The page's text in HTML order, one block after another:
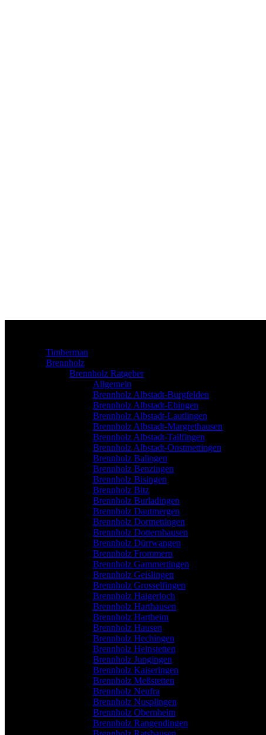
Timberman
Brennholz
Brennholz Ratgeber
Allgemein
Brennholz Albstadt-Burgfelden
Brennholz Albstadt-Ebingen
Brennholz Albstadt-Lautlingen
Brennholz Albstadt-Margrethausen
Brennholz Albstadt-Tailfingen
Brennholz Albstadt-Onstmettingen
Brennholz Balingen
Brennholz Benzingen
Brennholz Bisingen
Brennholz Bitz
Brennholz Burladingen
Brennholz Dautmergen
Brennholz Dormettingen
Brennholz Dotternhausen
Brennholz Dürrwangen
Brennholz Frommern
Brennholz Gammertingen
Brennholz Geislingen
Brennholz Grosselfingen
Brennholz Haigerloch
Brennholz Harthausen
Brennholz Hartheim
Brennholz Hausen
Brennholz Hechingen
Brennholz Heinstetten
Brennholz Jungingen
Brennholz Kaiseringen
Brennholz Meßstetten
Brennholz Neufra
Brennholz Nusplingen
Brennholz Obernheim
Brennholz Rangendingen